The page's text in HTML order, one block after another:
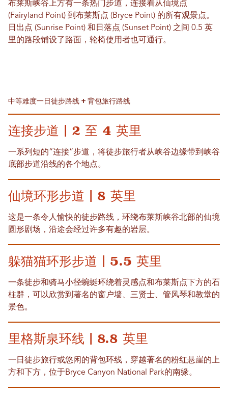
布莱斯峡谷上方有一条热门步道，连接着从仙境点
(Fairyland Point) 到布莱斯点 (Bryce Point) 的所有观景点。
日出点 (Sunrise Point) 和日落点 (Sunset Point) 之间 0.5 英
里的路段铺设了路面，轮椅使用者也可通行。
中等难度一日徒步路线 + 背包旅行路线
连接步道 | 2 至 4 英里
一系列短的“连接”步道，将徒步旅行者从峡谷边缘带到峡谷
底部步道沿线的各个地点。
仙境环形步道 | 8 英里
这是一条令人愉快的徒步路线，环绕布莱斯峡谷北部的仙境
圆形剧场，沿途会经过许多有趣的岩层。
躲猫猫环形步道 | 5.5 英里
一条徒步和骑马小径蜿蜒环绕着灵感点和布莱斯点下方的石
柱群，可以欣赏到著名的窗户墙、三贤士、管风琴和教堂的
景色。
里格斯泉环线 | 8.8 英里
一日徒步旅行或悠闲的背包环线，穿越著名的粉红悬崖的上
方和下方，位于Bryce Canyon National Park的南缘。